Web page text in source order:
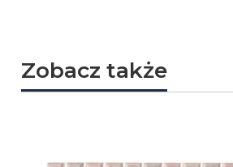
Zobacz także